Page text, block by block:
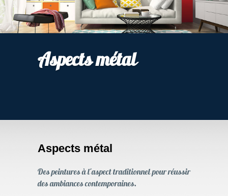
Aspects métal
Aspects métal
Des peintures à l'aspect traditionnel pour réussir
des ambiances contemporaines.